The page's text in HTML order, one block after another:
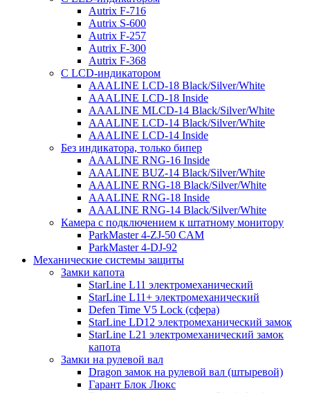
Autrix F-716
Autrix S-600
Autrix F-257
Autrix F-300
Autrix F-368
С LCD-индикатором
AAALINE LCD-18 Black/Silver/White
AAALINE LCD-18 Inside
AAALINE MLCD-14 Black/Silver/White
AAALINE LCD-14 Black/Silver/White
AAALINE LCD-14 Inside
Без индикатора, только бипер
AAALINE RNG-16 Inside
AAALINE BUZ-14 Black/Silver/White
AAALINE RNG-18 Black/Silver/White
AAALINE RNG-18 Inside
AAALINE RNG-14 Black/Silver/White
Камера с подключением к штатному монитору
ParkMaster 4-ZJ-50 CAM
ParkMaster 4-DJ-92
Механические системы защиты
Замки капота
StarLine L11 электромеханический
StarLine L11+ электромеханический
Defen Time V5 Lock (сфера)
StarLine LD12 электромеханический замок
StarLine L21 электромеханический замок
капота
Замки на рулевой вал
Dragon замок на рулевой вал (штыревой)
Гарант Блок Люкс